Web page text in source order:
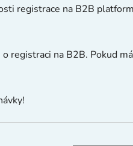
registrace na B2B
registraci na B2B. Pokud